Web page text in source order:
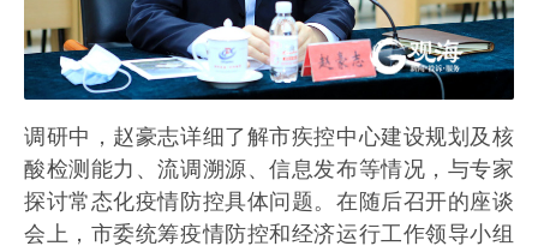
调研中，赵豪志详细了解市疾控中心建设规划及核
酸检测能力、流调溯源、信息发布等情况，与专家
探讨常态化疫情防控具体问题。在随后召开的座谈
会上，市委统筹疫情防控和经济运行工作领导小组